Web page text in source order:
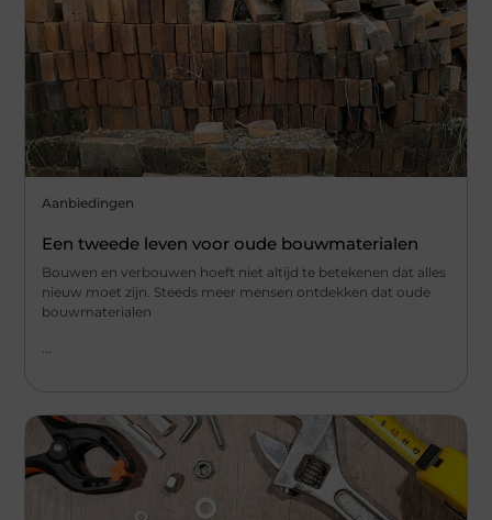
Aanbiedingen
Een tweede leven voor oude bouwmaterialen
Bouwen en verbouwen hoeft niet altijd te betekenen dat alles
nieuw moet zijn. Steeds meer mensen ontdekken dat oude
bouwmaterialen